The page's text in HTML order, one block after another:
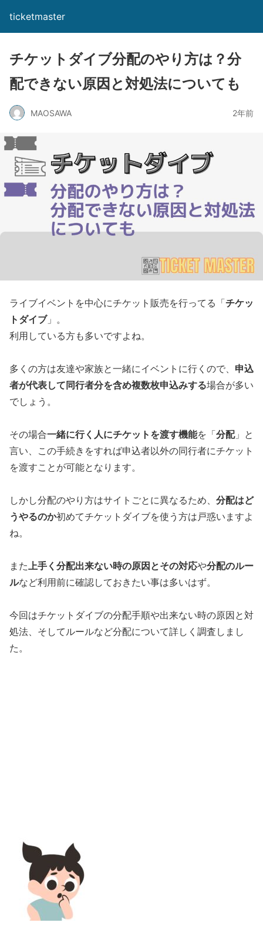
ticketmaster
チケットダイブ分配のやり方は？分
配できない原因と対処法についても
MAOSAWA 2年前
ライブイベントを中心にチケット販売を行ってる「チケッ
トダイブ」。
利用している方も多いですよね。
多くの方は友達や家族と一緒にイベントに行くので、 申込
者が代表して同行者分を含め複数枚申込みする場合が多い
でしょう。
その場合一緒に行く人にチケットを渡す機能を「分配」と
言い、この手続きをすれば申込者以外の同行者にチケット
を渡すことが可能となります。
しかし分配のやり方はサイトごとに異なるため、 分配はど
うやるのか初めてチケットダイブを使う方は戸惑いますよ
ね。
また上手く分配出来ない時の原因とその対応や分配のルー
ルなど利用前に確認しておきたい事は多いはず。
今回はチケットダイブの分配手順や出来ない時の原因と対
処法、そしてルールなど分配について詳しく調査しまし
た。